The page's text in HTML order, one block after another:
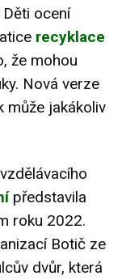
ocení
recyklace
že mohou
Nová verze
může jakákoliv
představila
roku 2022.
Botič ze
dvůr, která